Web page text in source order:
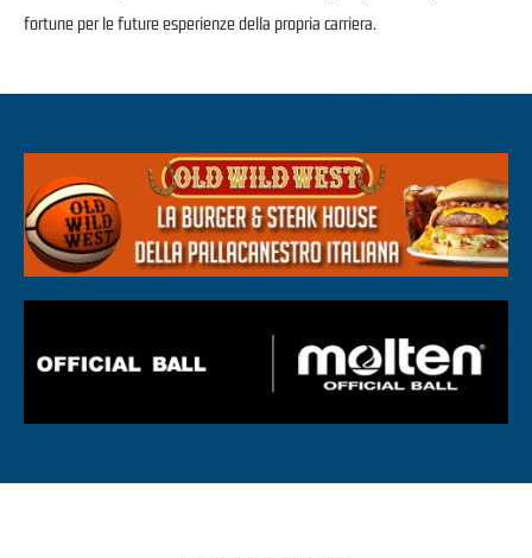
fortune per le future esperienze della propria carriera.